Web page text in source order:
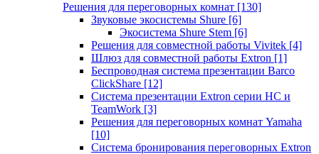
Решения для переговорных комнат [130]
Звуковые экосистемы Shure [6]
Экосистема Shure Stem [6]
Решения для совместной работы Vivitek [4]
Шлюз для совместной работы Extron [1]
Беспроводная система презентации Barco
ClickShare [12]
Система презентации Extron серии HC и
TeamWork [3]
Решения для переговорных комнат Yamaha
[10]
Система бронирования переговорных Extron